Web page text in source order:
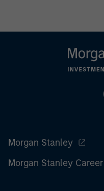
Morgan Stanley
Morgan Stanley